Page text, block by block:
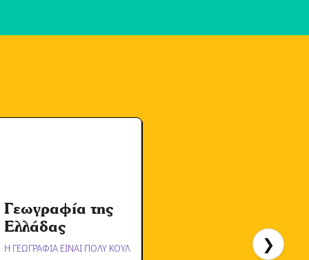
Γεωγραφία της
Ελλάδας
Η ΓΕΩΓΡΑΦΙΑ ΕΙΝΑΙ ΠΟΛΥ ΚΟΥΛ ❯